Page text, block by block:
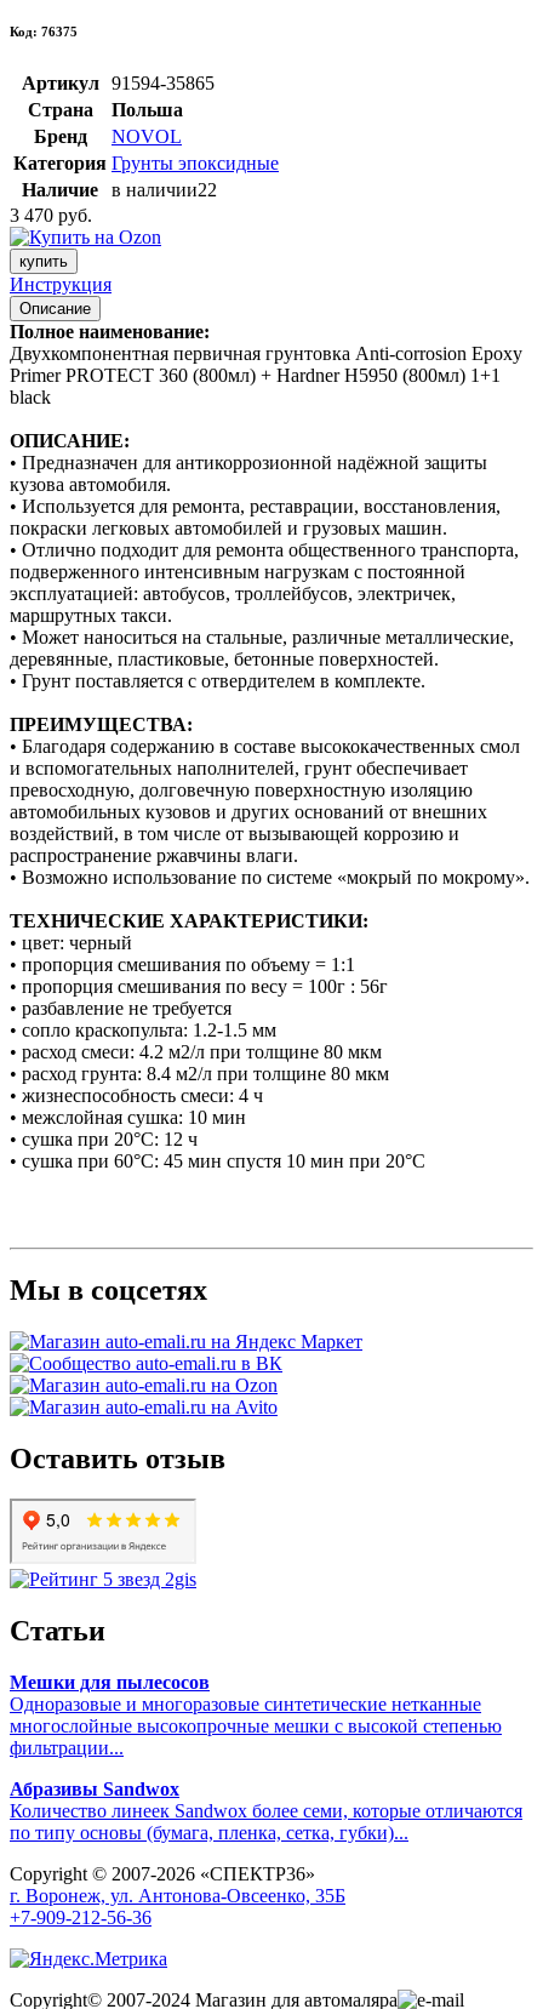
Код: 76375
Артикул
91594-35865
Страна
Польша
Бренд
NOVOL
Категория Грунты эпоксидные
Наличие
в наличии22
3 470 руб.
купить
Инструкция
Описание
Полное наименование:
Двухкомпонентная первичная грунтовка Anti-corrosion Epoxy
Primer PROTECT 360 (800мл) + Hardner H5950 (800мл) 1+1
black
ОПИСАНИЕ:
• Предназначен для антикоррозионной надёжной защиты
кузова автомобиля.
• Используется для ремонта, реставрации, восстановления,
покраски легковых автомобилей и грузовых машин.
• Отлично подходит для ремонта общественного транспорта,
подверженного интенсивным нагрузкам с постоянной
эксплуатацией: автобусов, троллейбусов, электричек,
маршрутных такси.
• Может наноситься на стальные, различные металлические,
деревянные, пластиковые, бетонные поверхностей.
• Грунт поставляется с отвердителем в комплекте.
ПРЕИМУЩЕСТВА:
• Благодаря содержанию в составе высококачественных смол
и вспомогательных наполнителей, грунт обеспечивает
превосходную, долговечную поверхностную изоляцию
автомобильных кузовов и других оснований от внешних
воздействий, в том числе от вызывающей коррозию и
распространение ржавчины влаги.
• Возможно использование по системе «мокрый по мокрому».
ТЕХНИЧЕСКИЕ ХАРАКТЕРИСТИКИ:
• цвет: черный
• пропорция смешивания по объему = 1:1
• пропорция смешивания по весу = 100г : 56г
• разбавление не требуется
• сопло краскопульта: 1.2-1.5 мм
• расход смеси: 4.2 м2/л при толщине 80 мкм
• расход грунта: 8.4 м2/л при толщине 80 мкм
• жизнеспособность смеси: 4 ч
• межслойная сушка: 10 мин
• сушка при 20°С: 12 ч
• сушка при 60°С: 45 мин спустя 10 мин при 20°С
Мы в соцсетях
Оставить отзыв
Статьи
Мешки для пылесосов
Одноразовые и многоразовые синтетические нетканные
многослойные высокопрочные мешки с высокой степенью
фильтрации...
Абразивы Sandwox
Количество линеек Sandwox более семи, которые отличаются
по типу основы (бумага, пленка, сетка, губки)...
Copyright © 2007-2026 «СПЕКТР36»
г. Воронеж, ул. Антонова-Овсеенко, 35Б
+7-909-212-56-36
Copyright© 2007-2024 Магазин для автомаляра